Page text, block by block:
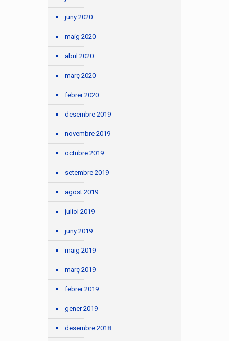
juny 2020
maig 2020
abril 2020
març 2020
febrer 2020
desembre 2019
novembre 2019
octubre 2019
setembre 2019
agost 2019
juliol 2019
juny 2019
maig 2019
març 2019
febrer 2019
gener 2019
desembre 2018